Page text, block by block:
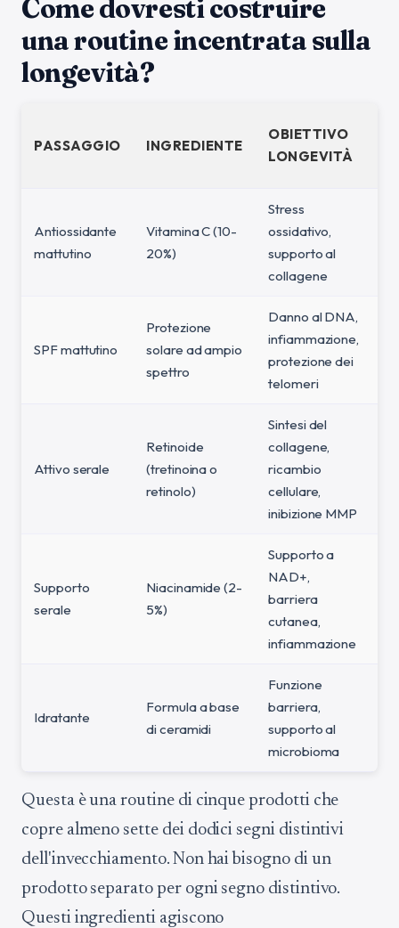
Come dovresti costruire
una routine incentrata sulla
longevità?
PASSAGGIO INGREDIENTE
OBIETTIVO
LONGEVITÀ
Antiossidante
mattutino
Vitamina C (10-
20%)
Stress
ossidativo,
supporto al
collagene
SPF mattutino
Protezione
solare ad ampio
spettro
Danno al DNA,
infiammazione,
protezione dei
telomeri
Attivo serale
Retinoide
(tretinoina o
retinolo)
Sintesi del
collagene,
ricambio
cellulare,
inibizione MMP
Supporto
serale
Niacinamide (2-
5%)
Supporto a
NAD+,
barriera
cutanea,
infiammazione
Idratante
Formula a base
di ceramidi
Funzione
barriera,
supporto al
microbioma
Questa è una routine di cinque prodotti che
copre almeno sette dei dodici segni distintivi
dell'invecchiamento. Non hai bisogno di un
prodotto separato per ogni segno distintivo.
Questi ingredienti agiscono